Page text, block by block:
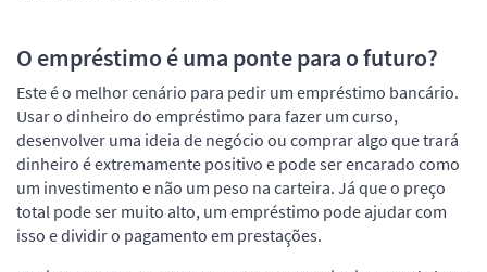
O empréstimo é uma ponte para o futuro?
Este é o melhor cenário para pedir um empréstimo bancário.
Usar o dinheiro do empréstimo para fazer um curso,
desenvolver uma ideia de negócio ou comprar algo que trará
dinheiro é extremamente positivo e pode ser encarado como
um investimento e não um peso na carteira. Já que o preço
total pode ser muito alto, um empréstimo pode ajudar com
isso e dividir o pagamento em prestações.